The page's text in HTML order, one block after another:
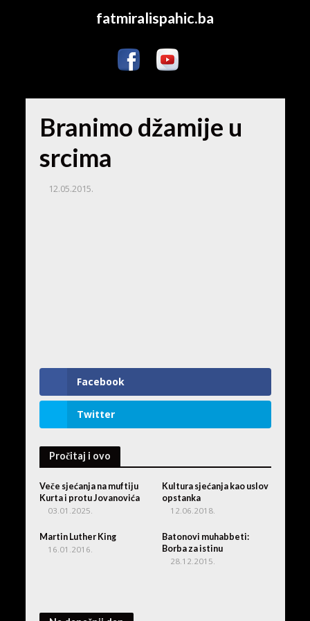
fatmiralispahic.ba
Branimo džamije u
srcima
12.05.2015.
Facebook
Twitter
Pročitaj i ovo
Veče sjećanja na muftiju
Kurta i protu Jovanovića
03.01.2025.
Kultura sjećanja kao uslov
opstanka
12.06.2018.
Martin Luther King
16.01.2016.
Batonovi muhabbeti:
Borba za istinu
28.12.2015.